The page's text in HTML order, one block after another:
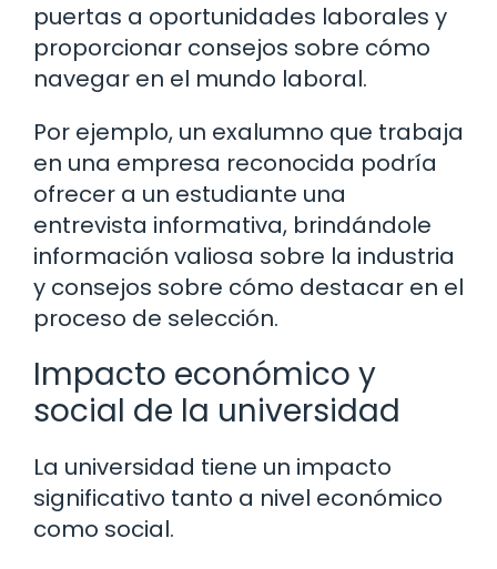
puertas a oportunidades laborales y
proporcionar consejos sobre cómo
navegar en el mundo laboral.
Por ejemplo, un exalumno que trabaja
en una empresa reconocida podría
ofrecer a un estudiante una
entrevista informativa, brindándole
información valiosa sobre la industria
y consejos sobre cómo destacar en el
proceso de selección.
Impacto económico y
social de la universidad
La universidad tiene un impacto
significativo tanto a nivel económico
como social.